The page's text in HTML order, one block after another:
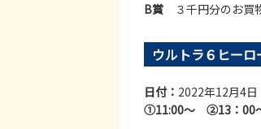
B賞 ３千円分のお買
ウルトラ６ヒー
日付： 2022年12月4日
①11:00～ ②13：00